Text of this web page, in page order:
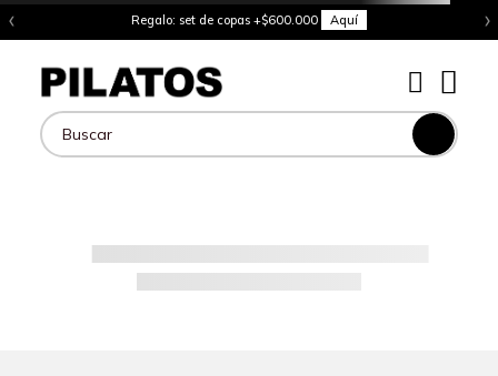
‹ Regalo: set de copas +$600.000 Aquí ›
Buscar